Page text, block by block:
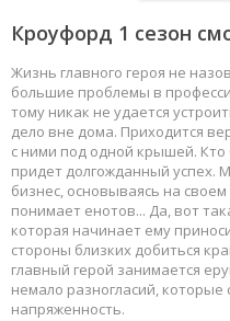
Кроуфорд 1 сезон
Жизнь главного героя не
большие проблемы в
тому никак не удается
дело вне дома. Приходится
с ними под одной крышей. Кто
придет долгожданный успех.
бизнес, основываясь на
понимает енотов... Да, вот
которая начинает ему
стороны близких добиться
главный герой занимается
немало разногласий,
напряженность.